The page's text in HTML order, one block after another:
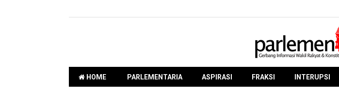
HOME PARLEMENTARIA ASPIRASI FRAKSI INTERUPSI